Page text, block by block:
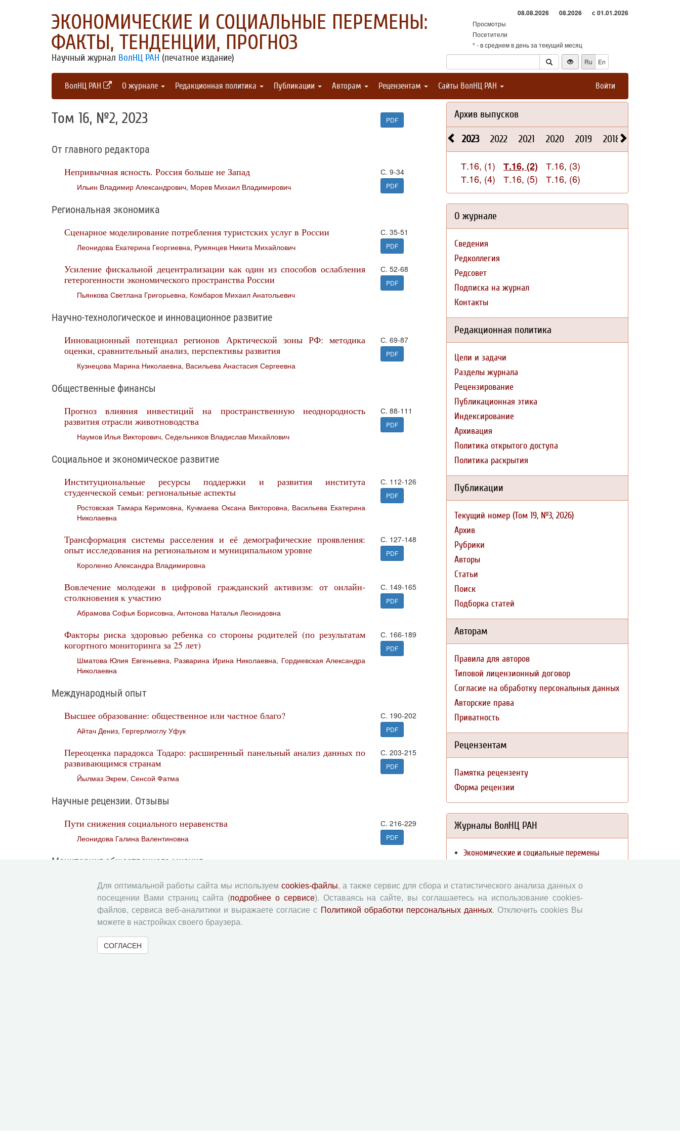
ЭКОНОМИЧЕСКИЕ И СОЦИАЛЬНЫЕ ПЕРЕМЕНЫ:
ФАКТЫ, ТЕНДЕНЦИИ, ПРОГНОЗ
Научный журнал ВолНЦ РАН (печатное издание)
08.08.2026 08.2026 с 01.01.2026
Просмотры
Посетители
* - в среднем в день за текущий месяц
Ru
En
ВолНЦ РАН О журнале Редакционная политика Публикации Авторам Рецензентам Сайты ВолНЦ РАН Войти
Том 16, №2, 2023 PDF
От главного редактора
Непривычная ясность. Россия больше не Запад
Ильин Владимир Александрович, Морев Михаил Владимирович
С. 9-34
PDF
Региональная экономика
Сценарное моделирование потребления туристских услуг в России
Леонидова Екатерина Георгиевна, Румянцев Никита Михайлович
С. 35-51
PDF
Усиление фискальной децентрализации как один из способов ослабления
гетерогенности экономического пространства России
Пьянкова Светлана Григорьевна, Комбаров Михаил Анатольевич
С. 52-68
PDF
Научно-технологическое и инновационное развитие
Инновационный потенциал регионов Арктической зоны РФ: методика
оценки, сравнительный анализ, перспективы развития
Кузнецова Марина Николаевна, Васильева Анастасия Сергеевна
С. 69-87
PDF
Общественные финансы
Прогноз влияния инвестиций на пространственную неоднородность
развития отрасли животноводства
Наумов Илья Викторович, Седельников Владислав Михайлович
С. 88-111
PDF
Социальное и экономическое развитие
Институциональные ресурсы поддержки и развития института
студенческой семьи: региональные аспекты
Ростовская Тамара Керимовна, Кучмаева Оксана Викторовна, Васильева Екатерина
Николаевна
С. 112-126
PDF
Трансформация системы расселения и её демографические проявления:
опыт исследования на региональном и муниципальном уровне
Короленко Александра Владимировна
С. 127-148
PDF
Вовлечение молодежи в цифровой гражданский активизм: от онлайн-
столкновения к участию
Абрамова Софья Борисовна, Антонова Наталья Леонидовна
С. 149-165
PDF
Факторы риска здоровью ребенка со стороны родителей (по результатам
когортного мониторинга за 25 лет)
Шматова Юлия Евгеньевна, Разварина Ирина Николаевна, Гордиевская Александра
Николаевна
С. 166-189
PDF
Международный опыт
Высшее образование: общественное или частное благо?
Айтач Дениз, Гергерлиоглу Уфук
С. 190-202
PDF
Переоценка парадокса Тодаро: расширенный панельный анализ данных по
развивающимся странам
Йылмаз Экрем, Сенсой Фатма
С. 203-215
PDF
Научные рецензии. Отзывы
Пути снижения социального неравенства
Леонидова Галина Валентиновна
С. 216-229
PDF
Мониторинг общественного мнения
Мониторинг общественного мнения о состоянии российского общества
Морев Михаил Владимирович,Бахвалова Ирина Михайловна
С. 230-242
PDF
Без рубрики
Правила приёма статей
Архив выпусков
2023 2022 2021 2020 2019 2018
Т.16, (1) Т.16, (2)
Т.16, (3)
Т.16, (4)
Т.16, (5) Т.16, (6)
О журнале
Сведения
Редколлегия
Редсовет
Подписка на журнал
Контакты
Редакционная политика
Цели и задачи
Разделы журнала
Рецензирование
Публикационная этика
Индексирование
Архивация
Политика открытого доступа
Политика раскрытия
Публикации
Текущий номер (Том 19, №3, 2026)
Архив
Рубрики
Авторы
Статьи
Поиск
Подборка статей
Авторам
Правила для авторов
Типовой лицензионный договор
Согласие на обработку персональных данных
Авторские права
Приватность
Рецензентам
Памятка рецензенту
Форма рецензии
Журналы ВолНЦ РАН
Экономические и социальные перемены
Социальное пространство
Юный экономист
Для оптимальной работы сайта мы используем cookies-файлы, а также сервис для сбора и статистического анализа данных о
посещении Вами страниц сайта (подробнее о сервисе). Оставаясь на сайте, вы соглашаетесь на использование cookies-
файлов, сервиса веб-аналитики и выражаете согласие с Политикой обработки персональных данных. Отключить cookies Вы
можете в настройках своего браузера.
СОГЛАСЕН